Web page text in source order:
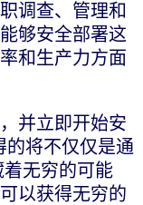
调查、管理和
够安全部署这
和生产力方面
并立即开始安
的将不仅仅是通
着无穷的可能
以获得无穷的